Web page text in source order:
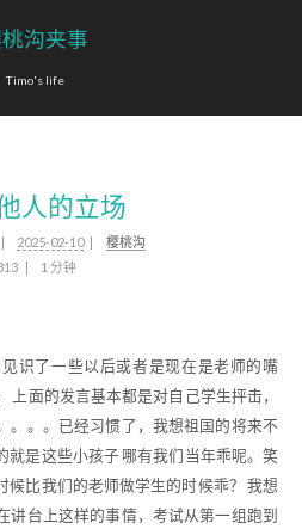
沟夹事
Timo's life
人的立场
2025-02-10
樱桃沟
1 分钟
识了一些以后或者是现在是老师的嘴
上面的发言基本都是对自己学生抨击，
。。。已经习惯了，我想祖国的将来不
就是这些小孩子 哪有我们当年乖呢。笑
候比我们的老师做学生的时候乖？ 我想
讲台上这样的事情，考试从第一组跑到